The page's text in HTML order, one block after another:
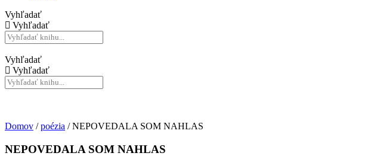
Vyhľadať
Vyhľadať
Vyhľadať
Vyhľadať
Domov /poézia / NEPOVEDALA SOM NAHLAS
NEPOVEDALA SOM NAHLAS